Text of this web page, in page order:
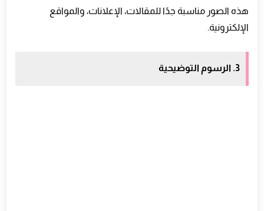
هذه الصور مناسبة جدًا للمقالات، الإعلانات، والمواقع
الإلكترونية.
3. الرسوم التوضيحية